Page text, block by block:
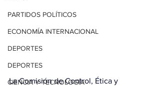
PARTIDOS POLÍTICOS
ECONOMÍA INTERNACIONAL
DEPORTES
DEPORTES
CIENCIA Y TECNOLOGÍA
La Comisión de Control, Ética y